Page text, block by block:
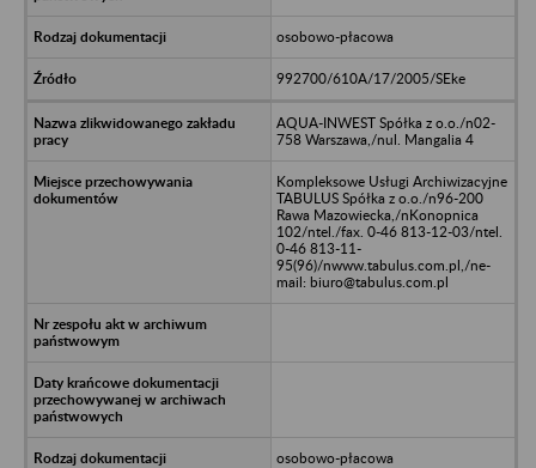
osobowo-płacowa
992700/610A/17/2005/SEke
AQUA-INWEST Spółka z o.o./n02-
758 Warszawa,/nul. Mangalia 4
Kompleksowe Usługi Archiwizacyjne
TABULUS Spółka z o.o./n96-200
Rawa Mazowiecka,/nKonopnica
102/ntel./fax. 0-46 813-12-03/ntel.
0-46 813-11-
95(96)/nwww.tabulus.com.pl,/ne-
mail: biuro@tabulus.com.pl
osobowo-płacowa